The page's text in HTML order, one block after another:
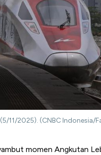
11/2025). (CNBC Indonesia/
momen Angkutan